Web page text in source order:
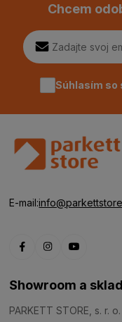
Chcem
Súhlasím so
E-mail:
Showroom a
PARKETT STORE, s. r. o.